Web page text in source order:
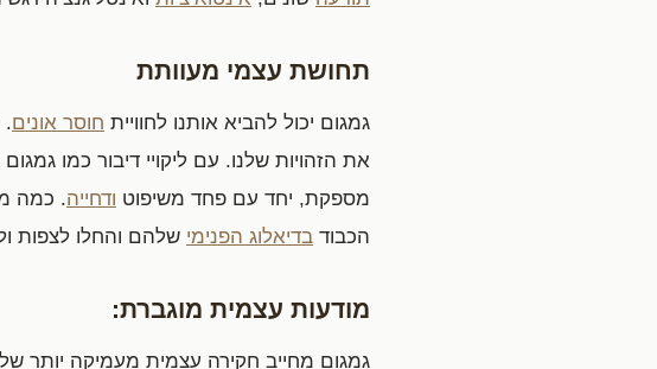
תחושת עצמי מעוותת
גמגום יכול להביא אותנו לחוויית חוסר אונים.
את הזהויות שלנו. עם ליקויי דיבור כמו
מספקת, יחד עם פחד משיפוט ודחייה. כמה
הכבוד בדיאלוג הפנימי שלהם והחלו לצפות
מודעות עצמית מוגברת:
גמגום מחייב חקירה עצמית מעמיקה יותר